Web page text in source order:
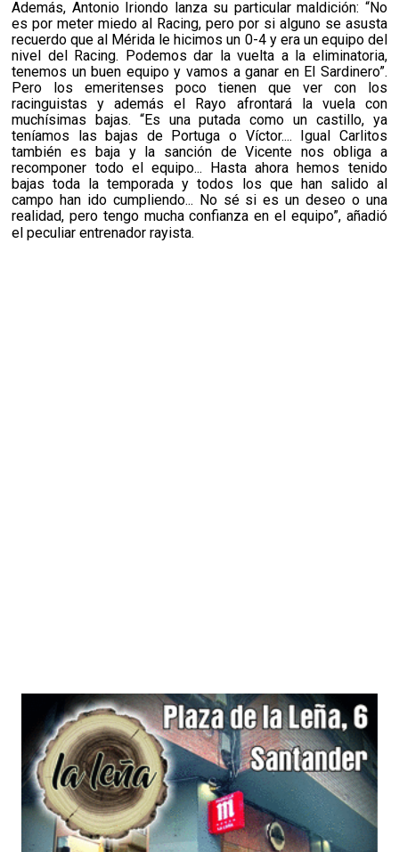
Además, Antonio Iriondo lanza su particular maldición: “No
es por meter miedo al Racing, pero por si alguno se asusta
recuerdo que al Mérida le hicimos un 0-4 y era un equipo del
nivel del Racing. Podemos dar la vuelta a la eliminatoria,
tenemos un buen equipo y vamos a ganar en El Sardinero”.
Pero los emeritenses poco tienen que ver con los
racinguistas y además el Rayo afrontará la vuela con
muchísimas bajas. “Es una putada como un castillo, ya
teníamos las bajas de Portuga o Víctor.... Igual Carlitos
también es baja y la sanción de Vicente nos obliga a
recomponer todo el equipo... Hasta ahora hemos tenido
bajas toda la temporada y todos los que han salido al
campo han ido cumpliendo... No sé si es un deseo o una
realidad, pero tengo mucha confianza en el equipo”, añadió
el peculiar entrenador rayista.